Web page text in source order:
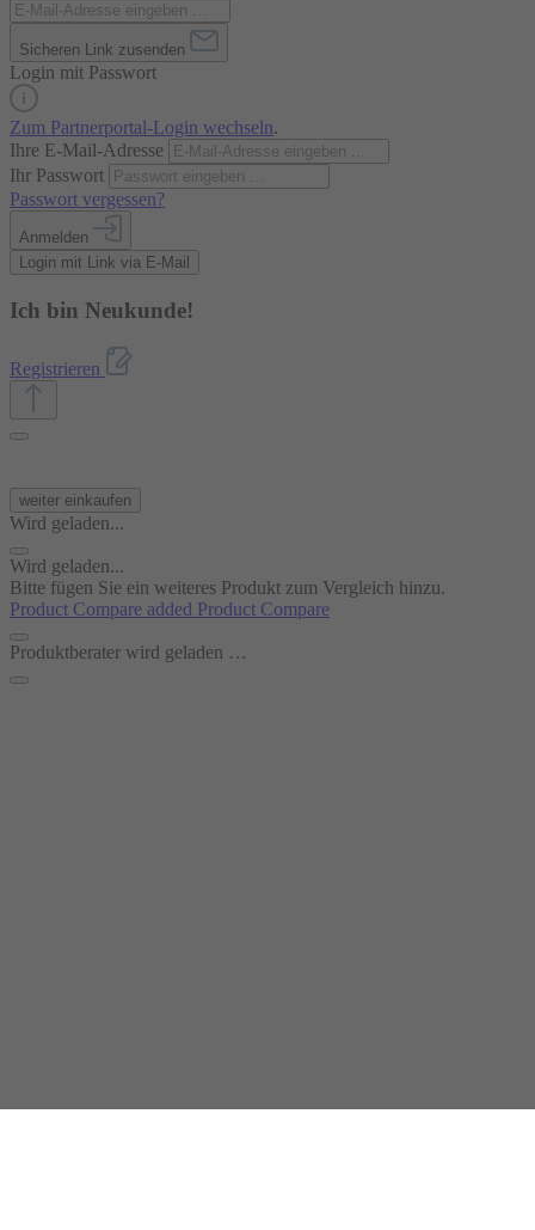
Sicheren Link zusenden
Login mit Passwort
Zum Partnerportal-Login wechseln.
Ihre E-Mail-Adresse
Ihr Passwort
Passwort vergessen?
Anmelden
Login mit Link via E-Mail
Ich bin Neukunde!
Registrieren
weiter einkaufen
Wird geladen...
Wird geladen...
Bitte fügen Sie ein weiteres Produkt zum Vergleich hinzu.
Product Compare added Product Compare
Produktberater wird geladen …